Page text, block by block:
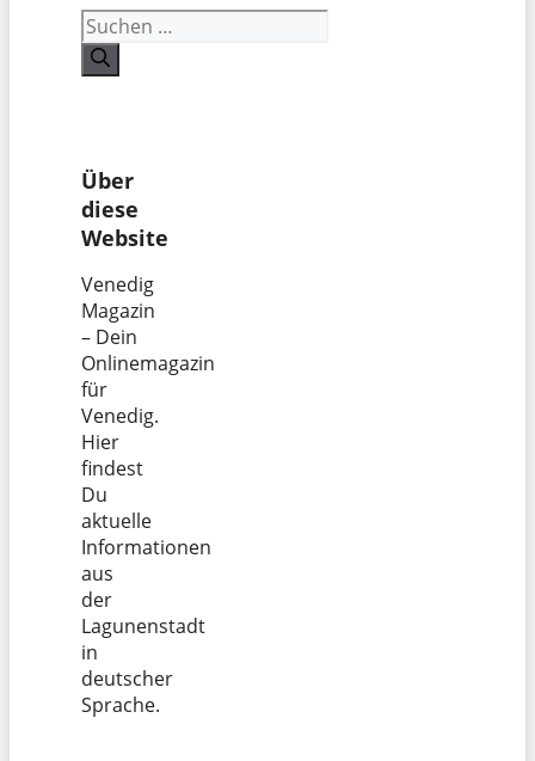
Suchen
nach:
Über
diese
Website
Venedig
Magazin
– Dein
Onlinemagazin
für
Venedig.
Hier
findest
Du
aktuelle
Informationen
aus
der
Lagunenstadt
in
deutscher
Sprache.